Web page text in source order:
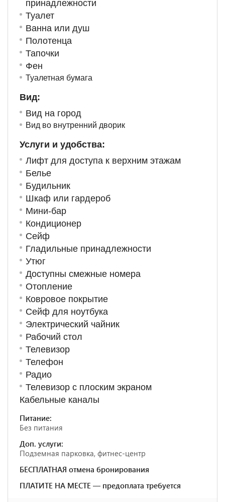
принадлежности
Туалет
Ванна или душ
Полотенца
Тапочки
Фен
Туалетная бумага
Вид:
Вид на город
Вид во внутренний дворик
Услуги и удобства: ​
Лифт для доступа к верхним этажам
Белье
Будильник
Шкаф или гардероб
Мини-бар
Кондиционер
Сейф
Гладильные принадлежности
Утюг
Доступны смежные номера
Отопление
Ковровое покрытие
Сейф для ноутбука
Электрический чайник
Рабочий стол
Телевизор
Телефон
Радио
Телевизор с плоским экраном
Кабельные каналы
Питание:
Без питания
Доп. услуги:
Подземная парковка, фитнес-центр
БЕСПЛАТНАЯ отмена бронирования
ПЛАТИТЕ НА МЕСТЕ — предоплата требуется